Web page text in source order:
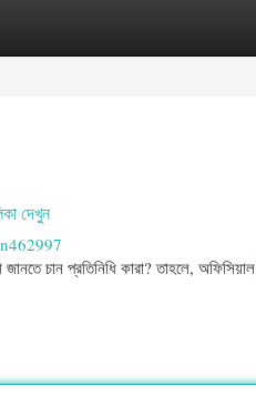
দেখুন
চান প্রতিনিধি কারা? তাহলে, অফিসিয়াল